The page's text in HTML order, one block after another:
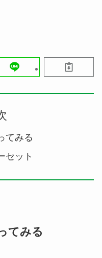
てみる
セット
てみる